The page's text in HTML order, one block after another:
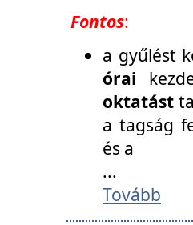
Fontos:
a gyűlést
órai
oktatást
a tagság
és a
...
Tovább